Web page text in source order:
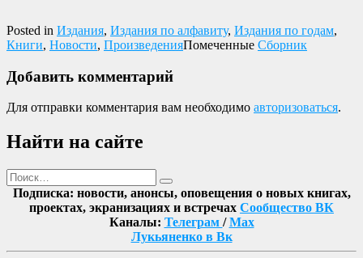
Posted in Издания, Издания по алфавиту, Издания по годам,
Книги, Новости, ПроизведенияПомеченные Сборник
Добавить комментарий
Для отправки комментария вам необходимо авторизоваться.
Найти на сайте
Поиск
Найти
Подписка: новости, анонсы, оповещения о новых книгах,
проектах, экранизациях и встречах Сообщество ВК
Каналы: Телеграм /Max
Лукьяненко в Вк